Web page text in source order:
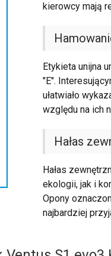
kierowcy mają
Etykieta unijna
"E".
ułatwiało
względu na ich
Hałas
Hałas
ekologii, jak i
Opony
najbardziej